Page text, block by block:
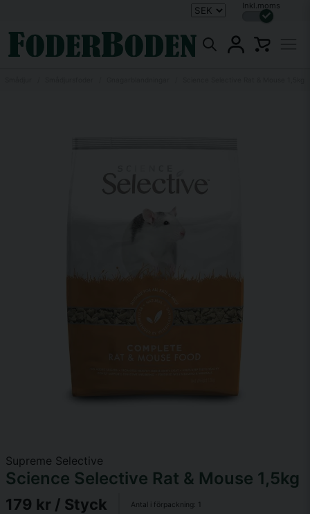
Inkl.moms
Supreme Selective
Science Selective Rat & Mouse 1,5kg
179 kr / Styck Antal i förpackning: 1